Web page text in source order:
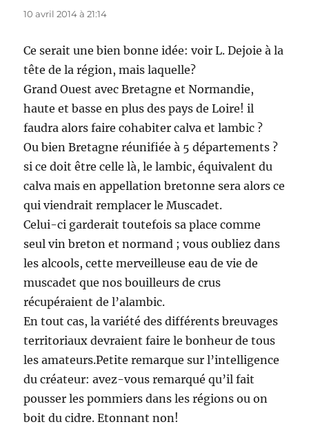
10 avril 2014 à 21:14
Ce serait une bien bonne idée: voir L. Dejoie à la
tête de la région, mais laquelle?
Grand Ouest avec Bretagne et Normandie,
haute et basse en plus des pays de Loire! il
faudra alors faire cohabiter calva et lambic ?
Ou bien Bretagne réunifiée à 5 départements ?
si ce doit être celle là, le lambic, équivalent du
calva mais en appellation bretonne sera alors ce
qui viendrait remplacer le Muscadet.
Celui-ci garderait toutefois sa place comme
seul vin breton et normand ; vous oubliez dans
les alcools, cette merveilleuse eau de vie de
muscadet que nos bouilleurs de crus
récupéraient de l’alambic.
En tout cas, la variété des différents breuvages
territoriaux devraient faire le bonheur de tous
les amateurs.Petite remarque sur l’intelligence
du créateur: avez-vous remarqué qu’il fait
pousser les pommiers dans les régions ou on
boit du cidre. Etonnant non!